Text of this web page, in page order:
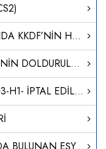
ÖZET BEYAN EKSİKLİĞİ CEZASINDA KKDF’NİN HESAPLAMAYA DAHİL EDİLMEYECEĞİ
MENŞE VE DOLAŞIM BELGELERİNİN DOLDURULMASI
2024 YILI MAYIS AYINA AİT D1-D3-H1- İPTAL EDİLEN DİİB LİSTELERİ
TÜRKİYE'DE SERBEST DOLAŞIMDA BULUNAN EŞYANIN SERBEST BÖLGEDEN TÜRKİYE'YE İTHALİ